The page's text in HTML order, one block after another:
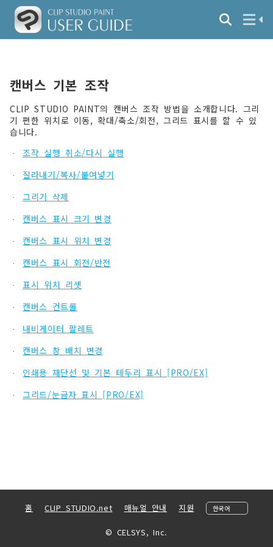
캔버스 기본 조작
CLIP STUDIO PAINT의 캔버스 조작 방법을 소개합니다. 그리
기 편한 위치로 이동, 확대/축소/회전, 그리드 표시를 할 수 있
습니다.
· 조작 실행 취소/다시 실행
· 잘라내기/복사/붙여넣기
· 그리기 삭제
· 캔버스 표시 크기 변경
· 캔버스 표시 위치 변경
· 캔버스 표시 회전/반전
· 표시 위치 리셋
· 캔버스 컨트롤
· 내비게이터 팔레트
· 캔버스 창 배치 변경
· 인쇄용 재단선 및 기본 테두리 표시 [PRO/EX]
· 그리드/눈금자 표시 [PRO/EX]
홈 CLIP STUDIO.net 매뉴얼 안내 지원
© CELSYS, Inc.